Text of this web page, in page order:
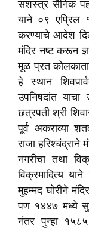
सशस्त्र सैनिक
याने ०९ एप्रिल
करण्याचे आदेश
मंदिर नष्ट करून
मूळ प्रत
हे स्थान
उपनिषदांत
छत्रपती श्री
पूर्व अकराव्या
राजा हरिश्चंद्राने
नगरीचा तथा
विक्रमादित्य
मुहम्मद घोरीने
पण १४४७ मध्ये
नंतर पुन्हा १५८५